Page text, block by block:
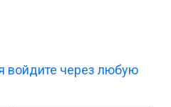
войдите через любую